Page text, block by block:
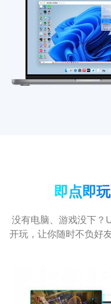
即点即玩
没有电脑、游戏没下？
开玩，让你随时不负好